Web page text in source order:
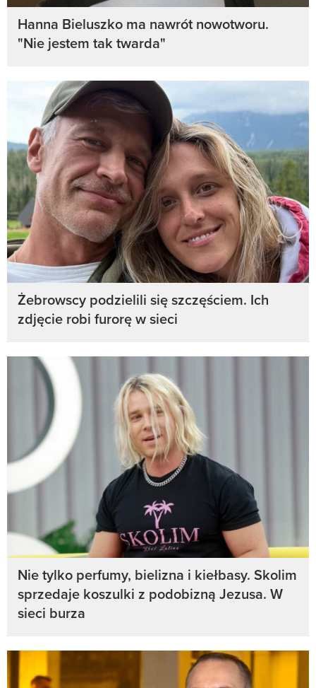
Hanna Bieluszko ma nawrót nowotworu.
"Nie jestem tak twarda"
Żebrowscy podzielili się szczęściem. Ich
zdjęcie robi furorę w sieci
Nie tylko perfumy, bielizna i kiełbasy. Skolim
sprzedaje koszulki z podobizną Jezusa. W
sieci burza